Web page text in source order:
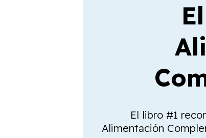
El libro #1
Alimentación